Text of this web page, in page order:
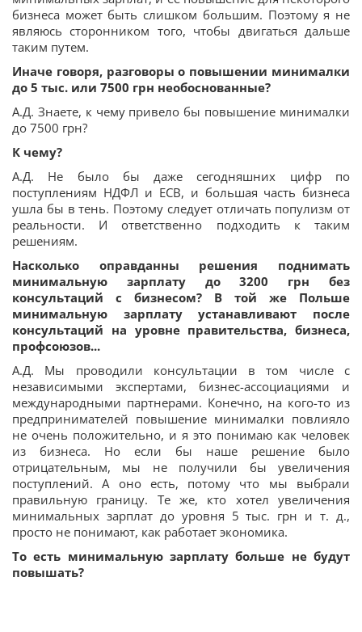
бизнеса может быть слишком большим. Поэтому я не
являюсь сторонником того, чтобы двигаться дальше
таким путем.
Иначе говоря, разговоры о повышении минималки
до 5 тыс. или 7500 грн необоснованные?
А.Д. Знаете, к чему привело бы повышение минималки
до 7500 грн?
К чему?
А.Д. Не было бы даже сегодняшних цифр по
поступлениям НДФЛ и ЕСВ, и большая часть бизнеса
ушла бы в тень. Поэтому следует отличать популизм от
реальности. И ответственно подходить к таким
решениям.
Насколько оправданны решения поднимать
минимальную зарплату до 3200 грн без
консультаций с бизнесом? В той же Польше
минимальную зарплату устанавливают после
консультаций на уровне правительства, бизнеса,
профсоюзов...
А.Д. Мы проводили консультации в том числе с
независимыми экспертами, бизнес-ассоциациями и
международными партнерами. Конечно, на кого-то из
предпринимателей повышение минималки повлияло
не очень положительно, и я это понимаю как человек
из бизнеса. Но если бы наше решение было
отрицательным, мы не получили бы увеличения
поступлений. А оно есть, потому что мы выбрали
правильную границу. Те же, кто хотел увеличения
минимальных зарплат до уровня 5 тыс. грн и т. д.,
просто не понимают, как работает экономика.
То есть минимальную зарплату больше не будут
повышать?